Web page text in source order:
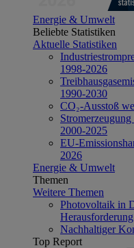
Energie & Umwelt
Beliebte Statistiken
Aktuelle Statistiken
1998-2026
1990-2030
CO₂-Ausstoß
2000-2025
EU-
2026
Energie & Umwelt
Themen
Weitere Themen
Photovoltaik in
Herausforderung
Nachhaltiger
Top Report